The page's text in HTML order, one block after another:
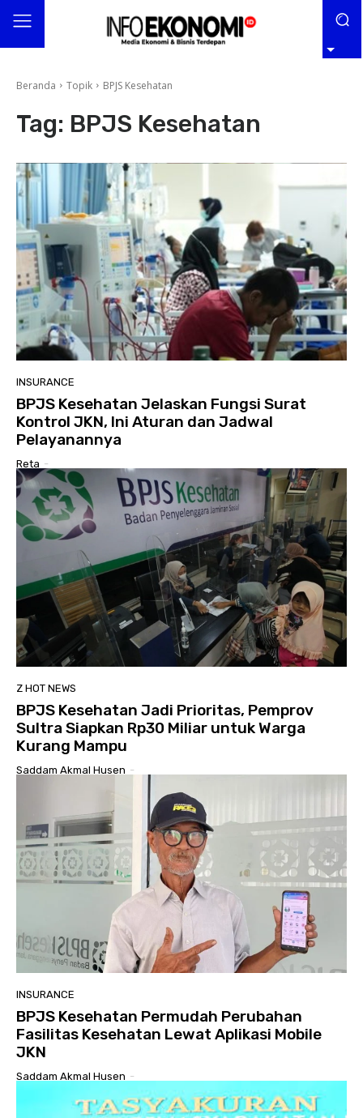
Beranda Topik BPJS Kesehatan
Tag: BPJS Kesehatan
INSURANCE
BPJS Kesehatan Jelaskan Fungsi Surat
Kontrol JKN, Ini Aturan dan Jadwal
Pelayanannya
Reta -
Z HOT NEWS
BPJS Kesehatan Jadi Prioritas, Pemprov
Sultra Siapkan Rp30 Miliar untuk Warga
Kurang Mampu
Saddam Akmal Husen -
INSURANCE
BPJS Kesehatan Permudah Perubahan
Fasilitas Kesehatan Lewat Aplikasi Mobile
JKN
Saddam Akmal Husen -